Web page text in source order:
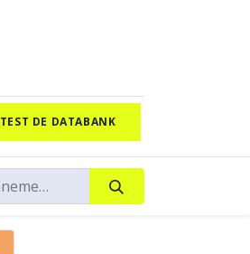
TEST DE DATABANK